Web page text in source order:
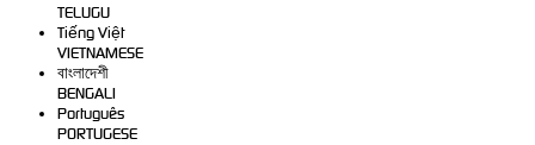
TELUGU
Tiếng Việt
VIETNAMESE
বাংলাদেশী
BENGALI
Português
PORTUGESE